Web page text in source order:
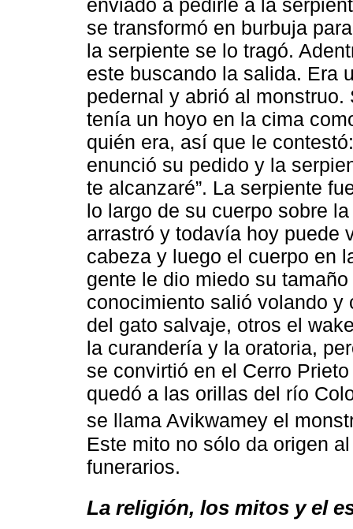
enviado a pedirle a la
se transformó en burbuja
la serpiente se lo tragó.
este buscando la salida. Era
pedernal y abrió al
tenía un hoyo en la cima
quién era, así que le
enunció su pedido y la
te alcanzaré”. La serpiente
lo largo de su cuerpo sobre
arrastró y todavía hoy puede
cabeza y luego el cuerpo en
gente le dio miedo su
conocimiento salió volando y
del gato salvaje, otros el
la curandería y la oratoria,
se convirtió en el Cerro
quedó a las orillas del río
se llama Avikwamey el
Este mito no sólo da origen
funerarios.
La religión, los mitos y el